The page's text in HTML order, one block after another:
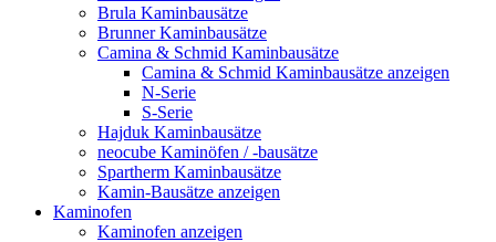
Brula Kaminbausätze
Brunner Kaminbausätze
Camina & Schmid Kaminbausätze
Camina & Schmid Kaminbausätze anzeigen
N-Serie
S-Serie
Hajduk Kaminbausätze
neocube Kaminöfen / -bausätze
Spartherm Kaminbausätze
Kamin-Bausätze anzeigen
Kaminofen
Kaminofen anzeigen